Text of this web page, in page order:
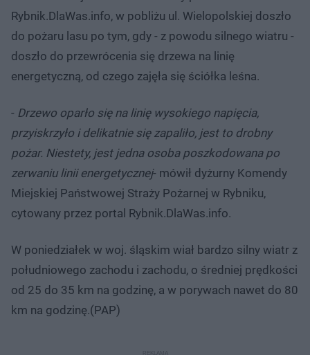
Rybnik.DlaWas.info, w pobliżu ul. Wielopolskiej doszło
do pożaru lasu po tym, gdy - z powodu silnego wiatru -
doszło do przewrócenia się drzewa na linię
energetyczną, od czego zajęła się ściółka leśna.
- Drzewo oparło się na linię wysokiego napięcia,
przyiskrzyło i delikatnie się zapaliło, jest to drobny
pożar. Niestety, jest jedna osoba poszkodowana po
zerwaniu linii energetycznej- mówił dyżurny Komendy
Miejskiej Państwowej Straży Pożarnej w Rybniku,
cytowany przez portal Rybnik.DlaWas.info.
W poniedziałek w woj. śląskim wiał bardzo silny wiatr z
południowego zachodu i zachodu, o średniej prędkości
od 25 do 35 km na godzinę, a w porywach nawet do 80
km na godzinę.(PAP)